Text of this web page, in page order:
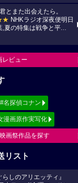
とまた出会えたら。
NHKラジオ深夜便明日
,夏の特集は戦争と平...
レビュー
#名探偵コナン
漫画原作実写化
画祭作品を探す
リスト
らしのアリエッティ』